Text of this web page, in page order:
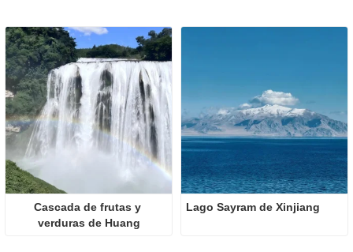
Cascada de frutas y
verduras de Huang
Lago Sayram de Xinjiang